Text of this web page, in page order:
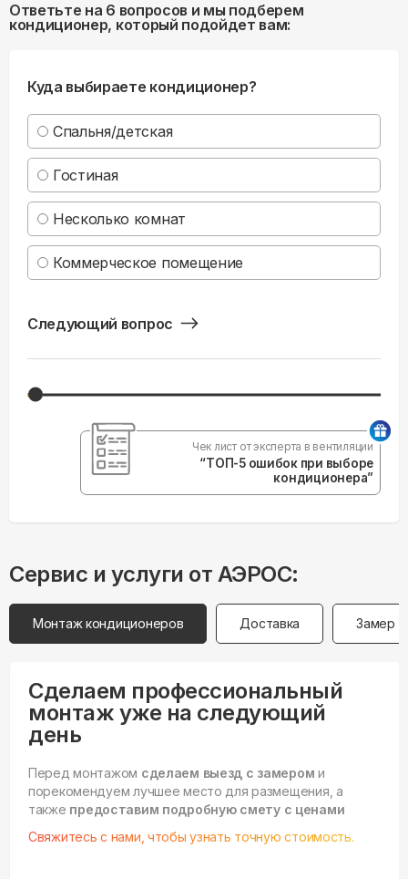
Ответьте на 6 вопросов и мы подберем
кондиционер, который подойдет вам:
Куда выбираете кондиционер?
Спальня/детская
Гостиная
Несколько комнат
Коммерческое помещение
Следующий вопрос
Чек лист от эксперта в вентиляции
“ТОП-5 ошибок при выборе
кондиционера”
Сервис и услуги от АЭРОС:
Монтаж кондиционеров Доставка Замер
Сделаем профессиональный
монтаж уже на следующий
день
Перед монтажом сделаем выезд с замером и
порекомендуем лучшее место для размещения, а
также предоставим подробную смету с ценами
Свяжитесь с нами, чтобы узнать точную стоимость.